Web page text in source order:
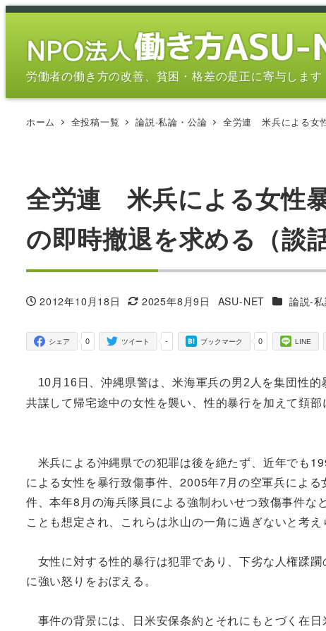
メ
労働者の働き方の改善、貧困・格差の是正に寄与します
ホーム 全投稿一覧 論説-私論・公論 全労連 米兵による女
全労連 米兵による女性
の即時撤退を求める（談話
投稿日
2012年10月18日
更新日
2025年8月9日
著
ASU-NET カテゴリー
論説-
0
シェア -
ツイート 0
ブックマーク LINE
10月16日、沖縄県警は、米海軍兵の男2人を集団性
共謀して帰宅途中の女性を襲い、性的暴行を加えて頚部
米兵による沖縄県での犯罪は後を絶たず、近年でも
による女性を暴行致傷事件、2005年7月の空軍兵によ
件、本年8月の海兵隊員による強制わいせつ致傷事件な
ことも想定され、これらは氷山の一角に過ぎないと考え
女性に対する性的暴行は犯罪であり、下劣な人権蹂
に強い怒りをおぼえる。
事件の背景には、日米安保条約とそれにもとづく在